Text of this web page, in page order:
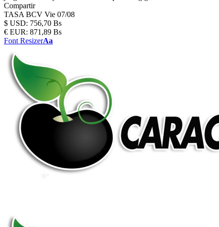
Compartir
TASA BCV Vie 07/08
$ USD: 756,70 Bs
€ EUR: 871,89 Bs
Font ResizerAa